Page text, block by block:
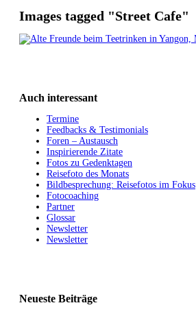
Images tagged "Street Cafe"
Auch interessant
Termine
Feedbacks & Testimonials
Foren – Austausch
Inspirierende Zitate
Fotos zu Gedenktagen
Reisefoto des Monats
Bildbesprechung: Reisefotos im Fokus
Fotocoaching
Partner
Glossar
Newsletter
Newsletter
Neueste Beiträge